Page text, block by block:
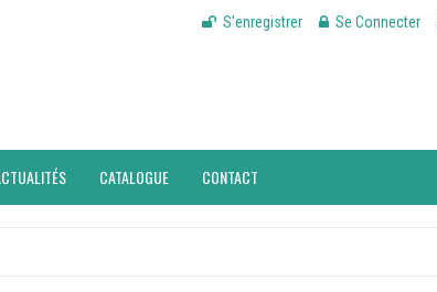
S'enregistrer Se Connecter
CATALOGUE CONTACT